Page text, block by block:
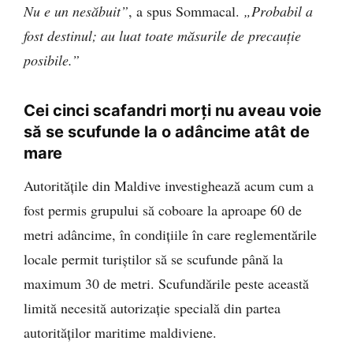
Nu e un nesăbuit”, a spus Sommacal. „Probabil a
fost destinul; au luat toate măsurile de precauție
posibile.”
Cei cinci scafandri morți nu aveau voie
să se scufunde la o adâncime atât de
mare
Autoritățile din Maldive investighează acum cum a
fost permis grupului să coboare la aproape 60 de
metri adâncime, în condițiile în care reglementările
locale permit turiștilor să se scufunde până la
maximum 30 de metri. Scufundările peste această
limită necesită autorizație specială din partea
autorităților maritime maldiviene.